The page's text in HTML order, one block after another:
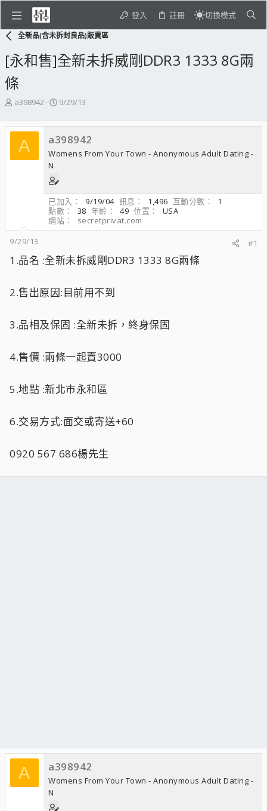
登入 註冊 切換模式
全新品(含未拆封良品)販賣區
[永和售]全新未拆威剛DDR3 1333 8G兩
條
主
發
人
a398942
開
日
期
9/29/13
A a398942
Womens From Your Town - Anonymous Adult Dating -
N
已加入 9/19/04 訊息 1,496 互動分數
1
點數
38 年齡 49 位置
USA
網站
secretprivat.com
9/29/13
#1
1.品名 :全新未拆威剛DDR3 1333 8G兩條
2.售出原因:目前用不到
3.品相及保固 :全新未拆，終身保固
4.售價 :兩條一起賣3000
5.地點 :新北市永和區
6.交易方式:面交或寄送+60
0920 567 686楊先生
A a398942
Womens From Your Town - Anonymous Adult Dating -
N